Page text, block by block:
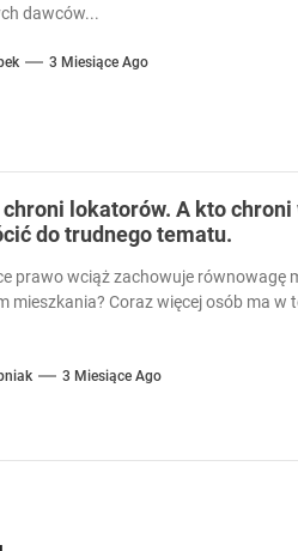
dawców...
3 Miesiące Ago
lokatorów. A kto chroni
do trudnego tematu.
prawo wciąż zachowuje równowagę
mieszkania? Coraz więcej osób ma w
3 Miesiące Ago